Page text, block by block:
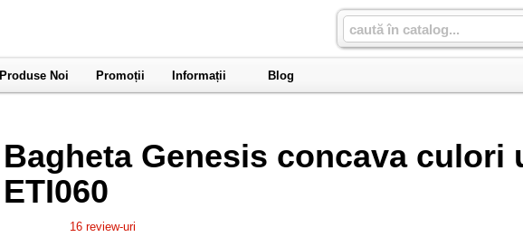
Produse Noi Promoții Informații Blog
Bagheta Genesis concava culori
ETI060
16 review-uri